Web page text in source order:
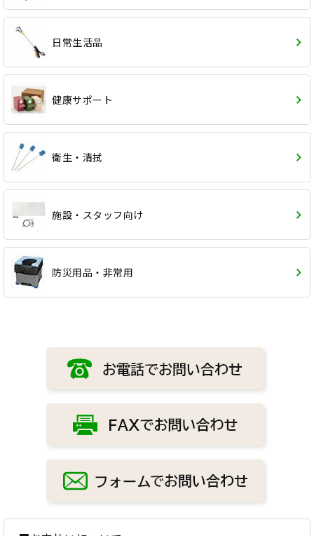
日常生活品
健康サポート
衛生・清拭
施設・スタッフ向け
防災用品・非常用